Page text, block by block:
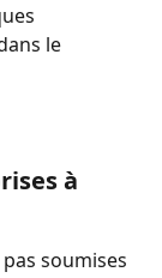
le
à
soumises